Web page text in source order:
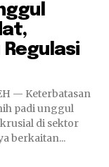
— Keterbatasan
padi unggul
di sektor
berkaitan...